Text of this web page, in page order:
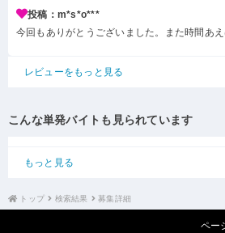
投稿：m*s*o***
今回もありがとうございました。また時間あ
レビューをもっと見る
こんな単発バイトも見られています
もっと見る
トップ 検索結果 募集詳細
ペー